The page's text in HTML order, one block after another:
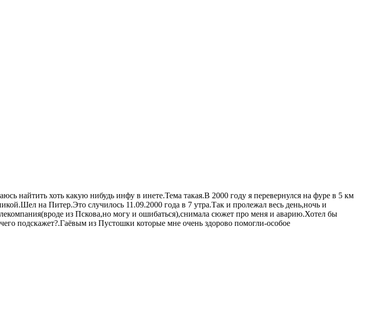
найтить хоть какую нибудь инфу в инете.Тема такая.В 2000 году я перевернулся на фуре в 5 км
на Питер.Это случилось 11.09.2000 года в 7 утра.Так и пролежал весь день,ночь и
из Пскова,но могу и ошибаться),снимала сюжет про меня и аварию.Хотел бы
подскажет?.Гаёвым из Пустошки которые мне очень здорово помогли-особое